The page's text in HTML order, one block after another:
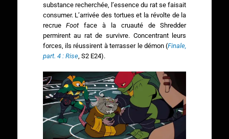
substance recherchée, l’essence du rat se faisait
consumer. L’arrivée des tortues et la révolte de la
recrueFootface à la cruauté de Shredder
permirent au rat de survivre. Concentrant leurs
forces, ils réussirent à terrasser le démon (Finale,
part. 4 : Rise, S2 E24).